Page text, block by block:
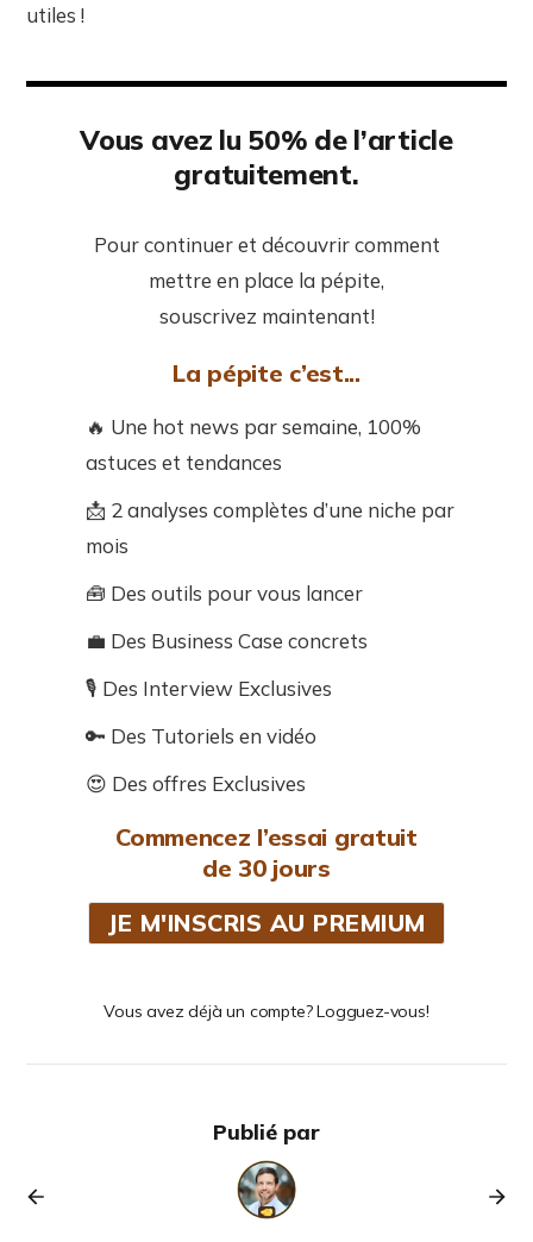
utiles !
Vous avez lu 50% de l’article
gratuitement.
Pour continuer et découvrir comment
mettre en place la pépite,
souscrivez maintenant!
La pépite c’est...
🔥 Une hot news par semaine, 100%
astuces et tendances
📩 2 analyses complètes d’une niche par
mois
🧰 Des outils pour vous lancer
💼 Des Business Case concrets
🎙️ Des Interview Exclusives
🔑 Des Tutoriels en vidéo
😍 Des offres Exclusives
Commencez l’essai gratuit
de 30 jours
JE M'INSCRIS AU PREMIUM
Vous avez déjà un compte? Logguez-vous!
Publié par